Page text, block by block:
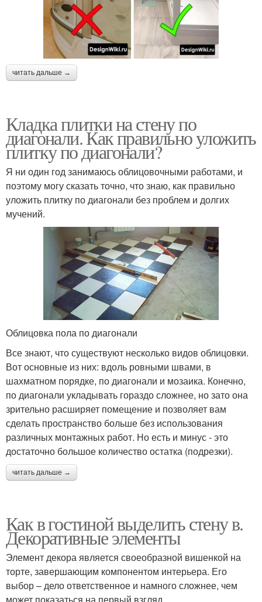
читать дальше →
Кладка плитки на стену по
диагонали. Как правильно уложить
плитку по диагонали?
Я ни один год занимаюсь облицовочными работами, и
поэтому могу сказать точно, что знаю, как правильно
уложить плитку по диагонали без проблем и долгих
мучений.
Облицовка пола по диагонали
Все знают, что существуют несколько видов облицовки.
Вот основные из них: вдоль ровными швами, в
шахматном порядке, по диагонали и мозаика. Конечно,
по диагонали укладывать гораздо сложнее, но зато она
зрительно расширяет помещение и позволяет вам
сделать пространство больше без использования
различных монтажных работ. Но есть и минус - это
достаточно большое количество остатка (подрезки).
читать дальше →
Как в гостиной выделить стену в.
Декоративные элементы
Элемент декора является своеобразной вишенкой на
торте, завершающим компонентом интерьера. Его
выбор – дело ответственное и намного сложнее, чем